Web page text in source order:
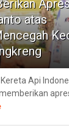
atas
Api